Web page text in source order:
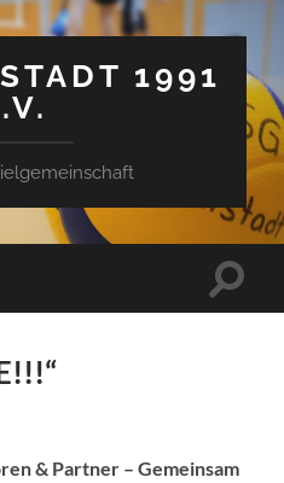
1991
& Partner – Gemeinsam